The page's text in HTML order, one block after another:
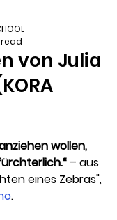
von Julia
read
wollen,
– aus
eines Zebras",
.